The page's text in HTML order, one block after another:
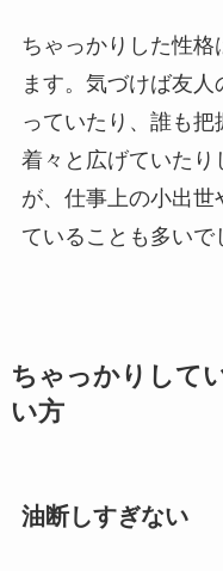
ちゃっかりした性
ます。気づけば友
っていたり、誰も
着々と広げていたり
が、仕事上の小出世
ていることも多いで
ちゃっかりして
い方
油断しすぎない